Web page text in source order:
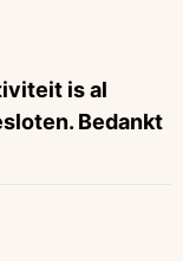
is al
Bedankt